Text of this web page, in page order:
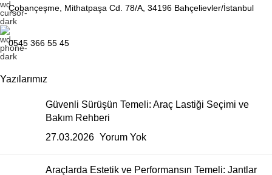
Çobançeşme, Mithatpaşa Cd. 78/A, 34196 Bahçelievler/İstanbul
0545 366 55 45
Yazılarımız
Güvenli Sürüşün Temeli: Araç Lastiği Seçimi ve
Bakım Rehberi
27.03.2026 Yorum Yok
Araçlarda Estetik ve Performansın Temeli: Jantlar